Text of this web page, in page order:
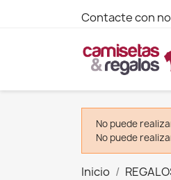
Contacte con
No puede
No puede
Inicio